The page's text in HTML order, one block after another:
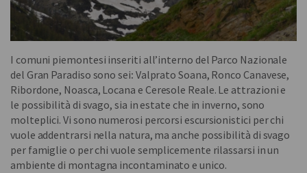
I comuni piemontesi inseriti all’interno del Parco Nazionale
del Gran Paradiso sono sei: Valprato Soana, Ronco Canavese,
Ribordone, Noasca, Locana e Ceresole Reale. Le attrazioni e
le possibilità di svago, sia in estate che in inverno, sono
molteplici. Vi sono numerosi percorsi escursionistici per chi
vuole addentrarsi nella natura, ma anche possibilità di svago
per famiglie o per chi vuole semplicemente rilassarsi in un
ambiente di montagna incontaminato e unico.